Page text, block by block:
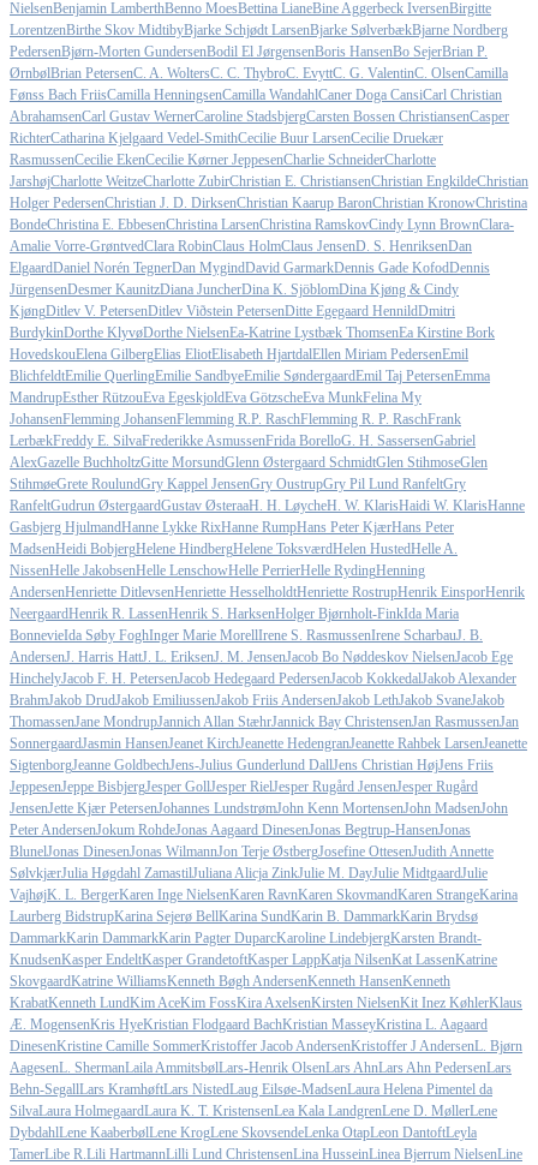
NielsenBenjamin LamberthBenno MoesBettina LianeBine Aggerbeck IversenBirgitte
LorentzenBirthe Skov MidtibyBjarke Schjødt LarsenBjarke SølverbækBjarne Nordberg
PedersenBjørn-Morten GundersenBodil El JørgensenBoris HansenBo SejerBrian P.
ØrnbølBrian PetersenC. A. WoltersC. C. ThybroC. EvyttC. G. ValentinC. OlsenCamilla
Fønss Bach FriisCamilla HenningsenCamilla WandahlCaner Doga CansiCarl Christian
AbrahamsenCarl Gustav WernerCaroline StadsbjergCarsten Bossen ChristiansenCasper
RichterCatharina Kjelgaard Vedel-SmithCecilie Buur LarsenCecilie Druekær
RasmussenCecilie EkenCecilie Kørner JeppesenCharlie SchneiderCharlotte
JarshøjCharlotte WeitzeCharlotte ZubirChristian E. ChristiansenChristian EngkildeChristian
Holger PedersenChristian J. D. DirksenChristian Kaarup BaronChristian KronowChristina
BondeChristina E. EbbesenChristina LarsenChristina RamskovCindy Lynn BrownClara-
Amalie Vorre-GrøntvedClara RobinClaus HolmClaus JensenD. S. HenriksenDan
ElgaardDaniel Norén TegnerDan MygindDavid GarmarkDennis Gade KofodDennis
JürgensenDesmer KaunitzDiana JuncherDina K. SjöblomDina Kjøng & Cindy
KjøngDitlev V. PetersenDitlev Viðstein PetersenDitte Egegaard HennildDmitri
BurdykinDorthe KlyvøDorthe NielsenEa-Katrine Lystbæk ThomsenEa Kirstine Bork
HovedskouElena GilbergElias EliotElisabeth HjartdalEllen Miriam PedersenEmil
BlichfeldtEmilie QuerlingEmilie SandbyeEmilie SøndergaardEmil Taj PetersenEmma
MandrupEsther RützouEva EgeskjoldEva GötzscheEva MunkFelina My
JohansenFlemming JohansenFlemming R.P. RaschFlemming R. P. RaschFrank
LerbækFreddy E. SilvaFrederikke AsmussenFrida BorelloG. H. SassersenGabriel
AlexGazelle BuchholtzGitte MorsundGlenn Østergaard SchmidtGlen StihmoseGlen
StihmøeGrete RoulundGry Kappel JensenGry OustrupGry Pil Lund RanfeltGry
RanfeltGudrun ØstergaardGustav ØsteraaH. H. LøycheH. W. KlarisHaidi W. KlarisHanne
Gasbjerg HjulmandHanne Lykke RixHanne RumpHans Peter KjærHans Peter
MadsenHeidi BobjergHelene HindbergHelene ToksværdHelen HustedHelle A.
NissenHelle JakobsenHelle LenschowHelle PerrierHelle RydingHenning
AndersenHenriette DitlevsenHenriette HesselholdtHenriette RostrupHenrik EinsporHenrik
NeergaardHenrik R. LassenHenrik S. HarksenHolger Bjørnholt-FinkIda Maria
BonnevieIda Søby FoghInger Marie MorellIrene S. RasmussenIrene ScharbauJ. B.
AndersenJ. Harris HattJ. L. EriksenJ. M. JensenJacob Bo Nøddeskov NielsenJacob Ege
HinchelyJacob F. H. PetersenJacob Hedegaard PedersenJacob KokkedalJakob Alexander
BrahmJakob DrudJakob EmiliussenJakob Friis AndersenJakob LethJakob SvaneJakob
ThomassenJane MondrupJannich Allan StæhrJannick Bay ChristensenJan RasmussenJan
SonnergaardJasmin HansenJeanet KirchJeanette HedengranJeanette Rahbek LarsenJeanette
SigtenborgJeanne GoldbechJens-Julius Gunderlund DallJens Christian HøjJens Friis
JeppesenJeppe BisbjergJesper GollJesper RielJesper Rugård JensenJesper Rugård
JensenJette Kjær PetersenJohannes LundstrømJohn Kenn MortensenJohn MadsenJohn
Peter AndersenJokum RohdeJonas Aagaard DinesenJonas Begtrup-HansenJonas
BlunelJonas DinesenJonas WilmannJon Terje ØstbergJosefine OttesenJudith Annette
SølvkjærJulia Høgdahl ZamastilJuliana Alicja ZinkJulie M. DayJulie MidtgaardJulie
VajhøjK. L. BergerKaren Inge NielsenKaren RavnKaren SkovmandKaren StrangeKarina
Laurberg BidstrupKarina Sejerø BellKarina SundKarin B. DammarkKarin Brydsø
DammarkKarin DammarkKarin Pagter DuparcKaroline LindebjergKarsten Brandt-
KnudsenKasper EndeltKasper GrandetoftKasper LappKatja NilsenKat LassenKatrine
SkovgaardKatrine WilliamsKenneth Bøgh AndersenKenneth HansenKenneth
KrabatKenneth LundKim AceKim FossKira AxelsenKirsten NielsenKit Inez KøhlerKlaus
Æ. MogensenKris HyeKristian Flodgaard BachKristian MasseyKristina L. Aagaard
DinesenKristine Camille SommerKristoffer Jacob AndersenKristoffer J AndersenL. Bjørn
AagesenL. ShermanLaila AmmitsbølLars-Henrik OlsenLars AhnLars Ahn PedersenLars
Behn-SegallLars KramhøftLars NistedLaug Eilsøe-MadsenLaura Helena Pimentel da
SilvaLaura HolmegaardLaura K. T. KristensenLea Kala LandgrenLene D. MøllerLene
DybdahlLene KaaberbølLene KrogLene SkovsendeLenka OtapLeon DantoftLeyla
TamerLibe R.Lili HartmannLilli Lund ChristensenLina HusseinLinea Bjerrum NielsenLine